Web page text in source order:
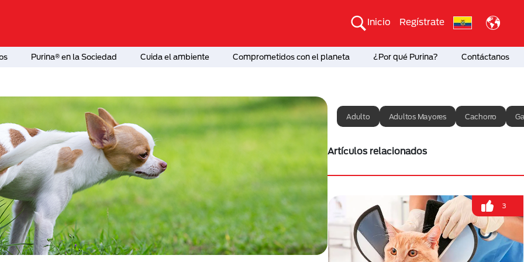
Inicio Regístrate
Purina® en la Sociedad Cuida el ambiente Comprometidos con el planeta ¿Por qué Purina? Contáctanos
Adulto Adultos Mayores Cachorro
Artículos relacionados
3